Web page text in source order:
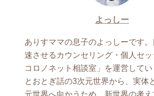
よっしー
ありすママの息子のよっしーです
速させるカウンセリング・個人セッ
コロノネット相談室」を運営して
とおとぎ話の3次元世界から、実体
元世界へ向かうため、新世界の考